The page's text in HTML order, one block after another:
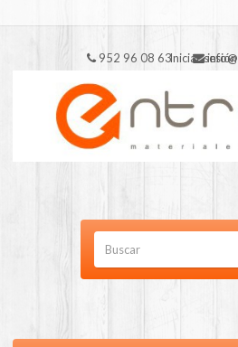
952 96 08 63Iniciar sesión